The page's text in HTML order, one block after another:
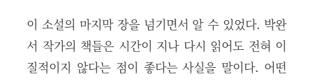
이 소설의 마지막 장을 넘기면서 알 수 있었다. 박완
서 작가의 책들은 시간이 지나 다시 읽어도 전혀 이
질적이지 않다는 점이 좋다는 사실을 말이다. 어떤